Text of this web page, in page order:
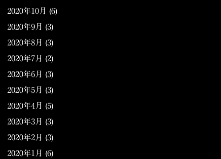
2020年10月 (6)
2020年9月 (3)
2020年8月 (3)
2020年7月 (2)
2020年6月 (3)
2020年5月 (3)
2020年4月 (5)
2020年3月 (3)
2020年2月 (3)
2020年1月 (6)